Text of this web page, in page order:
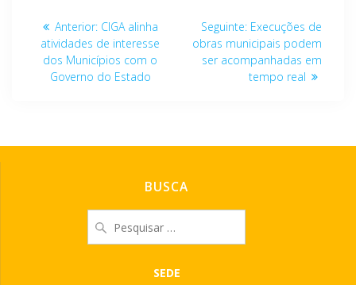
Navegação
de
Post
Anterior: Post
anterior:
CIGA alinha
atividades de interesse
dos Municípios com o
Governo do Estado
Seguinte: Post
seguinte:
Execuções de
obras municipais podem
ser acompanhadas em
tempo real
BUSCA
por:
SEDE